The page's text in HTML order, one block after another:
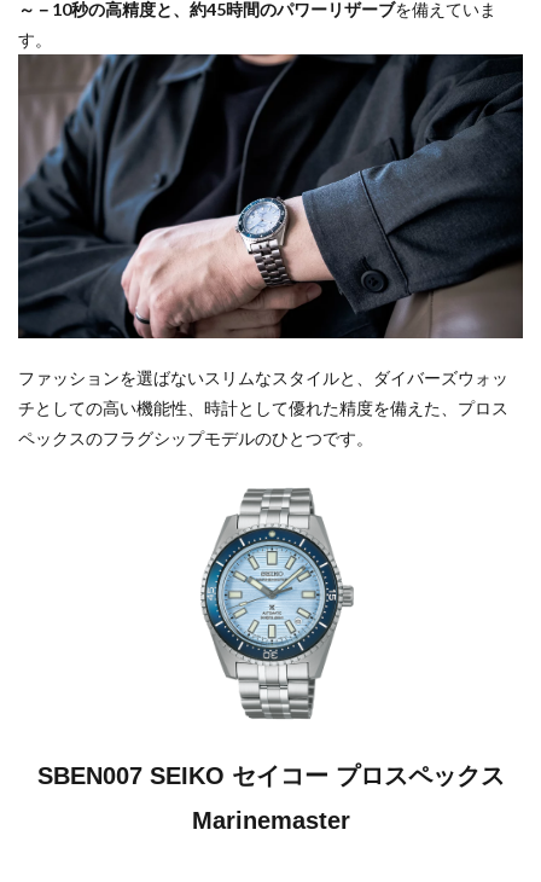
～－10秒の高精度と、約45時間のパワーリザーブを備えていま
す。
ファッションを選ばないスリムなスタイルと、ダイバーズウォッ
チとしての高い機能性、時計として優れた精度を備えた、プロス
ペックスのフラグシップモデルのひとつです。
SBEN007 SEIKO セイコー プロスペックス
Marinemaster